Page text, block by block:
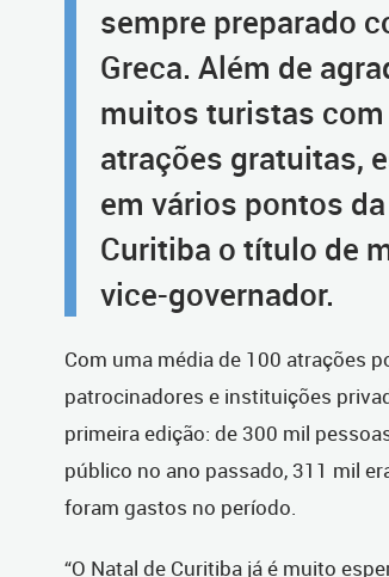
sempre preparado
Greca. Além de
muitos turistas com
atrações gratuitas,
em vários pontos
Curitiba o título de
vice-governador.
Com uma média de 100 atrações
patrocinadores e instituições
primeira edição: de 300 mil
público no ano passado, 311 mil
foram gastos no período.
“O Natal de Curitiba já é muito